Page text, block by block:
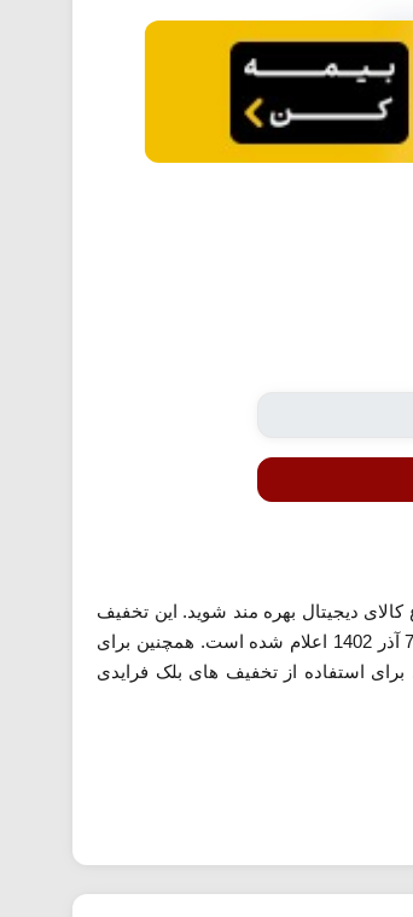
دیجیتال بهره مند شوید. این تخفیف
شامل خرید گوشی موبایل، انواع لپ تاپ، مانیتور، ساعت هوشمند و... می شود. بازه زمانی برگزاری این تخفیف نیز از 30 آبان تا 7 آذر 1402 اعلام شده است. همچنین برای
برای استفاده از تخفیف های بلک فرایدی